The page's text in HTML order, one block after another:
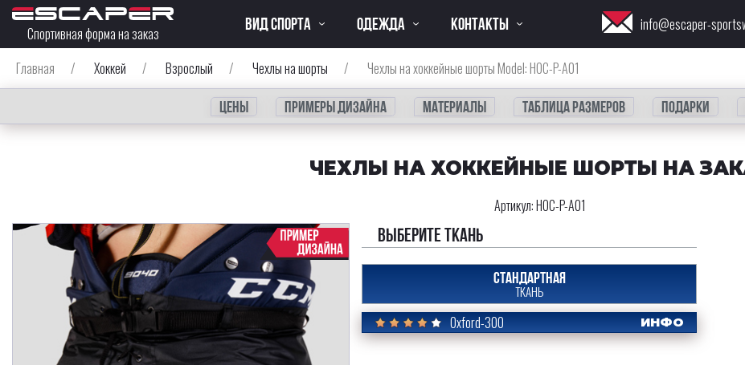
Спортивная форма на заказ ВИД СПОРТА ОДЕЖДА КОНТАКТЫ info@escaper-
Главная / Хоккей / Взрослый / Чехлы на шорты / Чехлы на хоккейные шорты Model: HOC-P-A01
Цены Примеры дизайна Материалы Таблица размеров Подарки
ЧЕХЛЫ НА ХОККЕЙНЫЕ ШОРТЫ НА
Артикул:HOC-P-A01
Выберите ткань
СТАНДАРТНАЯ
ТКАНЬ
Oxford-300 ИНФО